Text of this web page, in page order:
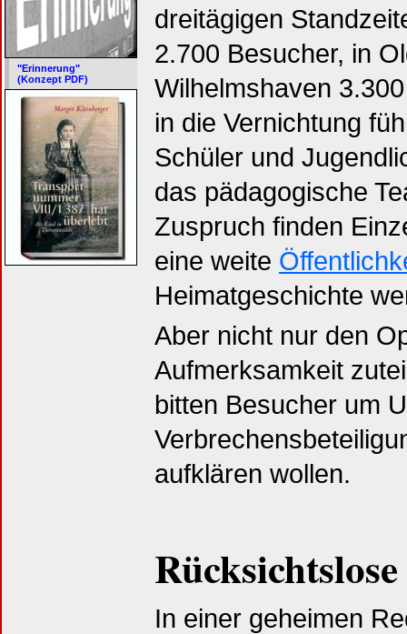
"Erinnerung"
(Konzept PDF)
dreitägigen
2.700 Besucher, in
Wilhelmshaven
in die Vernichtung
Schüler und
das pädagogische
Zuspruch finden
eine weite
Heimatgeschichte
Aber nicht nur den
Aufmerksamkeit
bitten Besucher um
aufklären wollen.
In einer geheimen